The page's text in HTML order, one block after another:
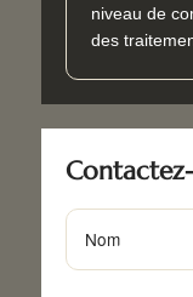
niveau de
des